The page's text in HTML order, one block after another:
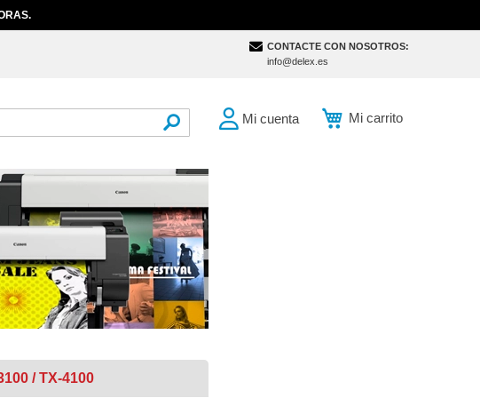
CONTACTE CON NOSOTROS:
info@delex.es
Mi carrito
Mi cuenta
/ TX-4100